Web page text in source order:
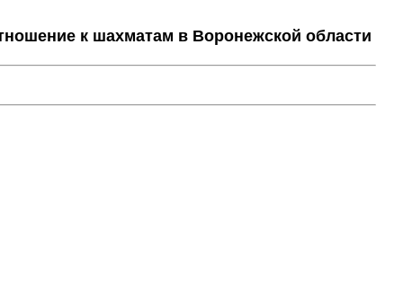
к шахматам в Воронежской области